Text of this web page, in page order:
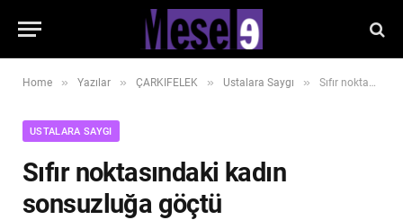
Home » Yazılar » ÇARKIFELEK » Ustalara Saygı » Sıfır noktasındaki kadın sonsuzluğa göçtü
USTALARA SAYGI
Sıfır noktasındaki kadın
sonsuzluğa göçtü